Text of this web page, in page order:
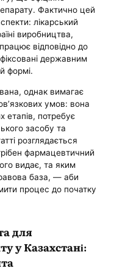
Фактично цей
лікарський
виробництва,
відповідно до
державним
формі.
однак вимагає
умов: вона
етапів, потребує
засобу та
розглядається
фармацевтичний
видає, та яким
база, — аби
процес до початку
для
у Казахстані: